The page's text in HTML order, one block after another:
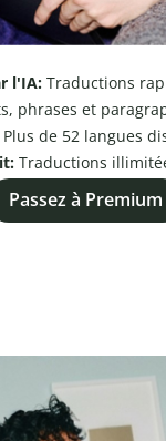
l'IA: Traductions
phrases et
Plus de 52 langues
Traductions
Passez à Premium